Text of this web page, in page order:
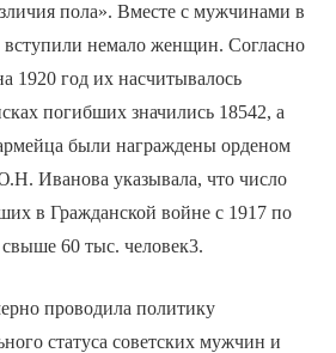
пола». Вместе с мужчинами в
немало женщин. Согласно
1920 год их насчитывалось
погибших значились 18542, а
были награждены орденом
Иванова указывала, что число
в Гражданской войне с 1917 по
свыше 60 тыс. человек3.
проводила политику
статуса советских мужчин и